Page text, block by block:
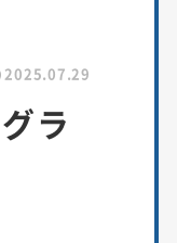
2025.07.29
ラ